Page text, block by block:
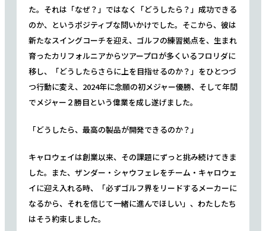
た。それは「なぜ？」ではなく「どうしたら？」成功できる
のか、というポジティブな問いかけでした。そこから、彼は
新たなスイングコーチを迎え、ゴルフの練習拠点を、生まれ
育ったカリフォルニアからツアープロが多くいるフロリダに
移し、「どうしたらさらに上を目指せるのか？」をひとつづ
つ行動に変え、2024年に念願の初メジャー優勝、そして年間
でメジャー２勝目という偉業を成し遂げました。
「どうしたら、最高の製品が開発できるのか？」
キャロウェイは創業以来、その課題にずっと挑み続けてきま
した。また、ザンダー・シャウフェレをチーム・キャロウェ
イに迎え入れる時、「必ずゴルフ界をリードするメーカーに
なるから、それを信じて一緒に進んでほしい」、わたしたち
はそう約束しました。